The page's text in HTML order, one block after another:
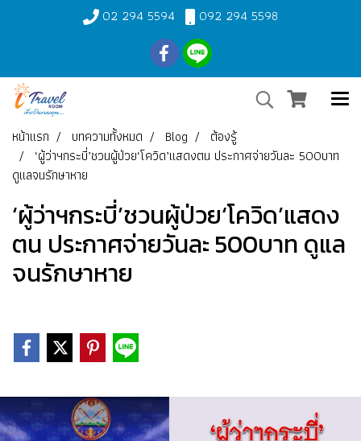
02 294 5594 092 294 5598
หน้าแรก บทความทั้งหมด Blog
ต้องรู้
‘ผู้ว่าฯกระบี่’ชวนผู้ป่วย‘โควิด’แสดงตน ประกาศจ่ายวันละ 500บาท
ดูแลจนรักษาหาย
‘ผู้ว่าฯกระบี่’ชวนผู้ป่วย‘โควิด’แสดง
ตน ประกาศจ่ายวันละ 500บาท ดูแล
จนรักษาหาย